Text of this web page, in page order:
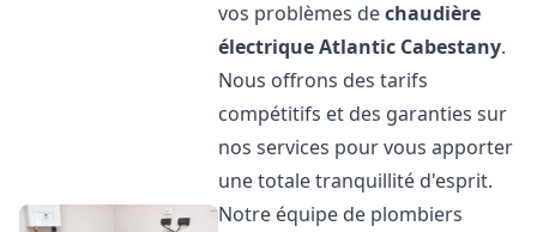
vos problèmes dechaudière
électrique Atlantic Cabestany.
Nous offrons des tarifs
compétitifs et des garanties sur
nos services pour vous apporter
une totale tranquillité d'esprit.
Notre équipe de plombiers